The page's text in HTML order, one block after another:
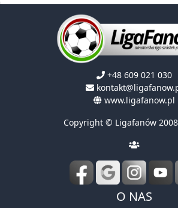
kontakt@ligafanow.pl
www.ligafanow.pl
O NAS